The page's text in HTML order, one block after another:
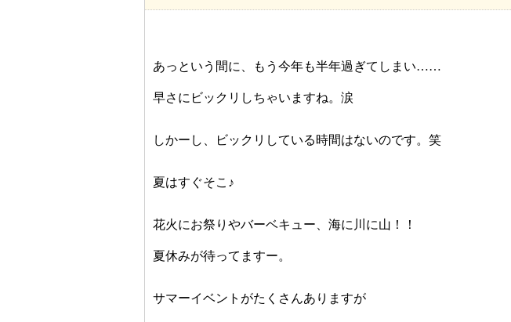
あっという間に、もう今年も半年過ぎてしまい……
早さにビックリしちゃいますね。涙
しかーし、ビックリしている時間はないのです。笑
夏はすぐそこ♪
花火にお祭りやバーベキュー、海に川に山！！
夏休みが待ってますー。
サマーイベントがたくさんありますが